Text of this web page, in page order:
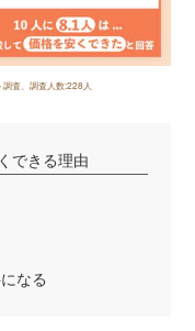
調査、調査人数:228人
できる理由
なる